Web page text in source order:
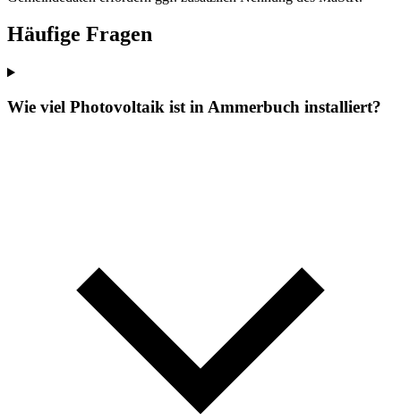
Häufige Fragen
Wie viel Photovoltaik ist in Ammerbuch installiert?